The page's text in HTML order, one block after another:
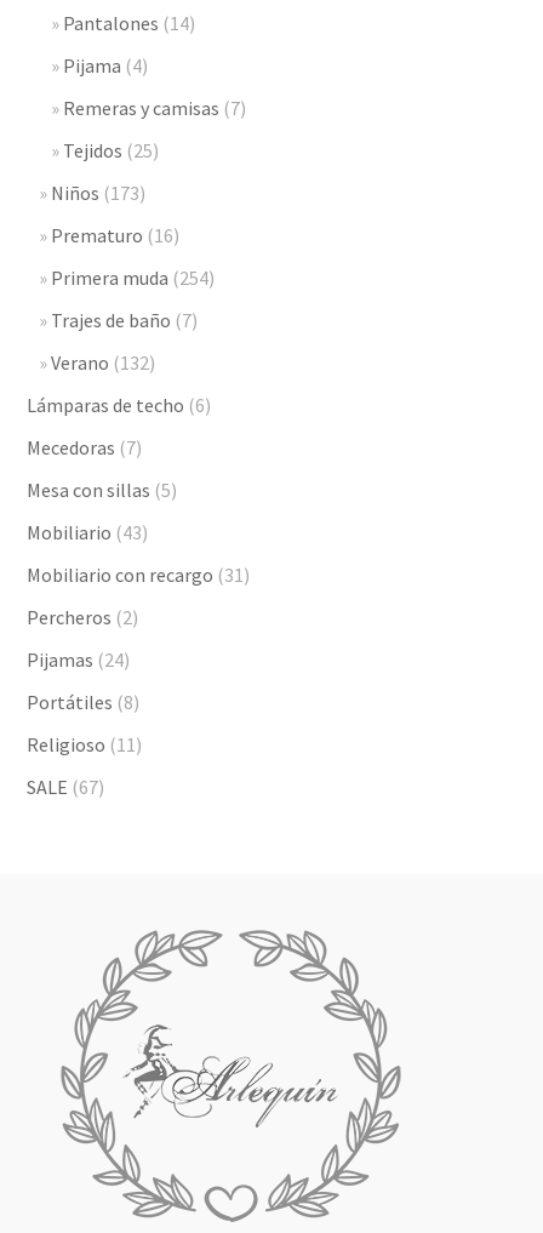
Pantalones (14)
Pijama (4)
Remeras y camisas (7)
Tejidos (25)
Niños (173)
Prematuro (16)
Primera muda (254)
Trajes de baño (7)
Verano (132)
Lámparas de techo (6)
Mecedoras (7)
Mesa con sillas (5)
Mobiliario (43)
Mobiliario con recargo (31)
Percheros (2)
Pijamas (24)
Portátiles (8)
Religioso (11)
SALE (67)